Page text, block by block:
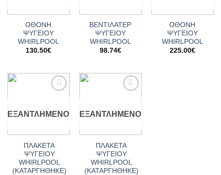
ΟΘΟΝΗ
ΨΥΓΕΙΟΥ
WHIRLPOOL
130.50€
ΒΕΝΤΙΛΑΤΕΡ
ΨΥΓΕΙΟY
WHIRLPOOL
98.74€
ΟΘΟΝΗ
ΨΥΓΕΙΟΥ
WHIRLPOOL
225.00€
ΕΞΑΝΤΛΗΜΈΝΟ
ΠΛΑΚΕΤΑ
ΨΥΓΕΙΟΥ
WHIRLPOOL
(ΚΑΤΑΡΓΗΘΗΚΕ)
ΕΞΑΝΤΛΗΜΈΝΟ
ΠΛΑΚΕΤΑ
ΨΥΓΕΙΟΥ
WHIRLPOOL
(ΚΑΤΑΡΓΗΘΗΚΕ)